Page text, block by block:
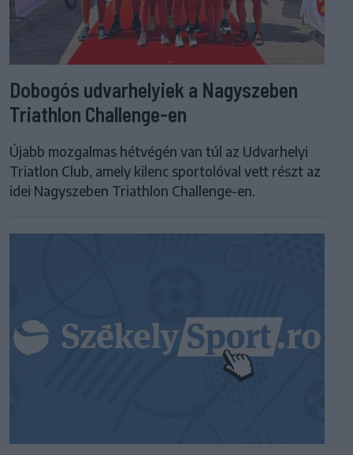
Dobogós udvarhelyiek a Nagyszeben
Triathlon Challenge-en
Újabb mozgalmas hétvégén van túl az Udvarhelyi
Triatlon Club, amely kilenc sportolóval vett részt az
idei Nagyszeben Triathlon Challenge-en.